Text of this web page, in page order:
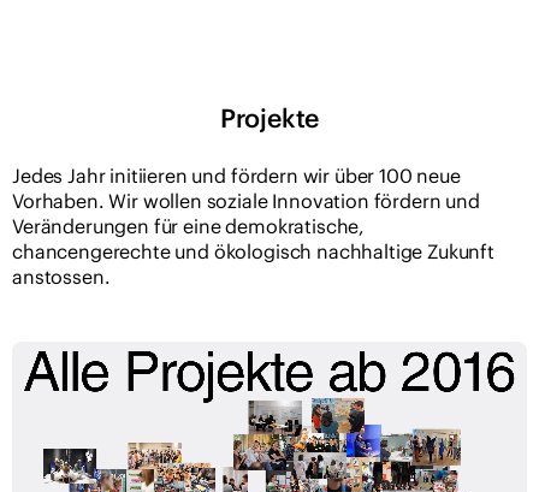
Projekte
Jedes Jahr initiieren und fördern wir über 100 neue
Vorhaben. Wir wollen soziale Innovation fördern und
Veränderungen für eine demokratische,
chancengerechte und ökologisch nachhaltige Zukunft
anstossen.